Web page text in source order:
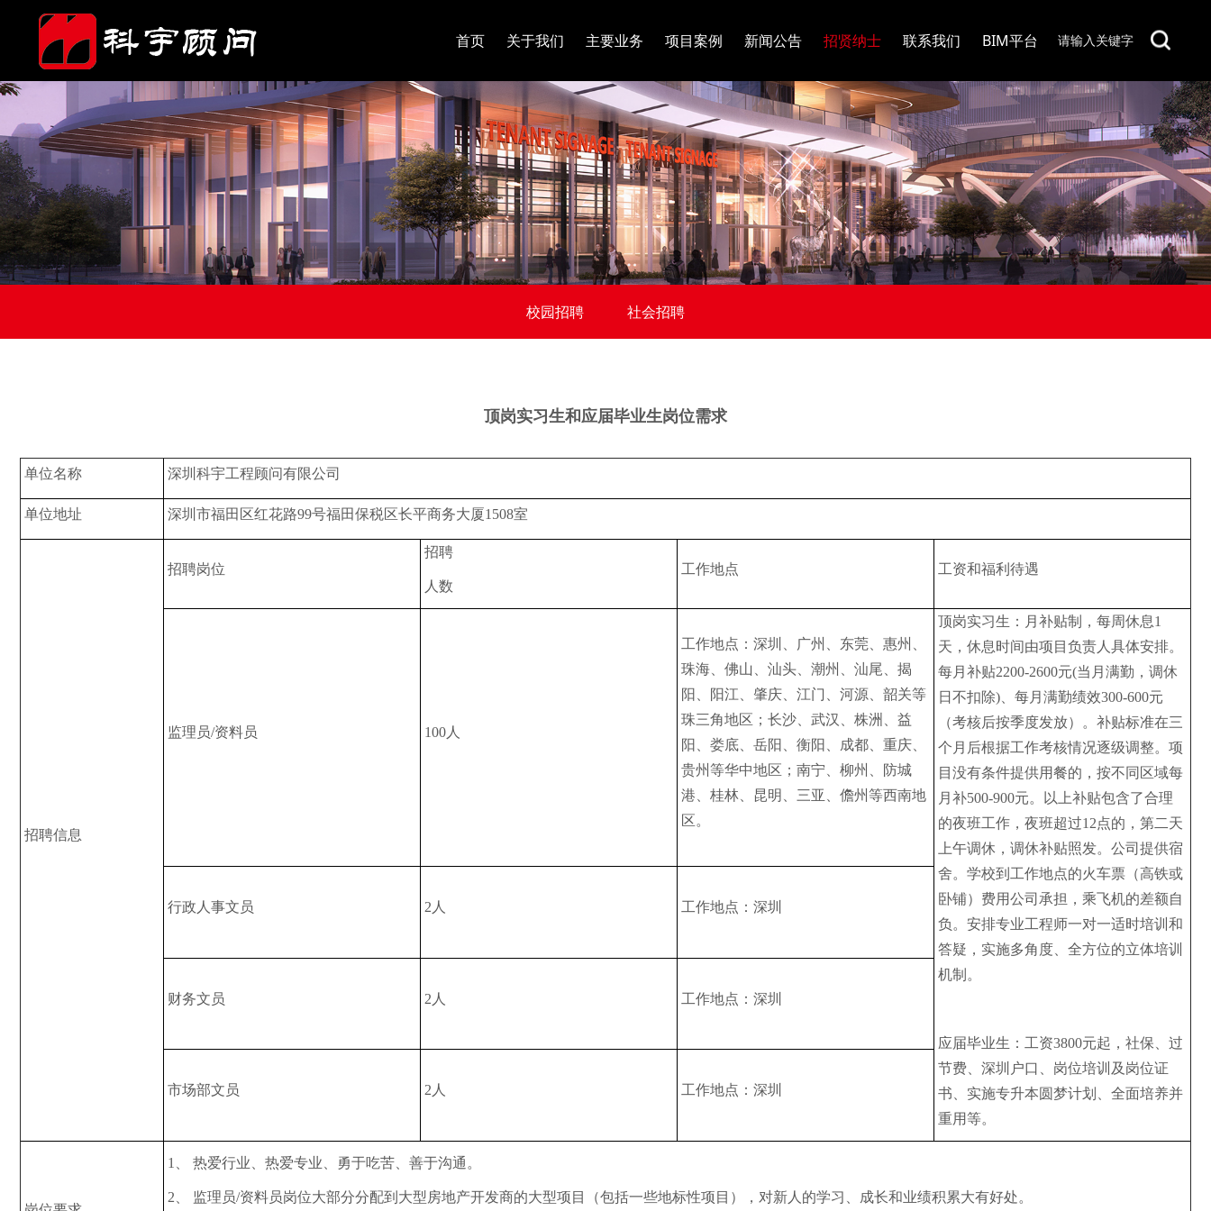
首页 关于我们 主要业务 项目案例 新闻公告 招贤纳士 联系我们 BIM平台
校园招聘 社会招聘
顶岗实习生和应届毕业生岗位需求
单位名称 深圳科宇工程顾问有限公司
单位地址 深圳市福田区红花路99号福田保税区长平商务大厦1508室
招聘信息
招聘岗位
招聘
人数
工作地点 工资和福利待遇
监理员/资料员 100人
工作地点：深圳、广州、东莞、惠州、
珠海、佛山、汕头、潮州、汕尾、揭
阳、阳江、肇庆、江门、河源、韶关等
珠三角地区；长沙、武汉、株洲、益
阳、娄底、岳阳、衡阳、成都、重庆、
贵州等华中地区；南宁、柳州、防城
港、桂林、昆明、三亚、儋州等西南地
区。
顶岗实习生：月补贴制，每周休息1
天，休息时间由项目负责人具体安排。
每月补贴2200-2600元(当月满勤，调休
日不扣除)、每月满勤绩效300-600元
（考核后按季度发放）。补贴标准在三
个月后根据工作考核情况逐级调整。项
目没有条件提供用餐的，按不同区域每
月补500-900元。以上补贴包含了合理
的夜班工作，夜班超过12点的，第二天
上午调休，调休补贴照发。公司提供宿
舍。学校到工作地点的火车票（高铁或
卧铺）费用公司承担，乘飞机的差额自
负。安排专业工程师一对一适时培训和
答疑，实施多角度、全方位的立体培训
机制。
应届毕业生：工资3800元起，社保、过
节费、深圳户口、岗位培训及岗位证
书、实施专升本圆梦计划、全面培养并
重用等。
行政人事文员 2人 工作地点：深圳
财务文员 2人 工作地点：深圳
市场部文员 2人 工作地点：深圳
1、 热爱行业、热爱专业、勇于吃苦、善于沟通。
2、 监理员/资料员岗位大部分分配到大型房地产开发商的大型项目（包括一些地标性项目），对新人的学习、成长和业绩积累大有好处。